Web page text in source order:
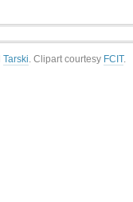
Tarski. Clipart courtesy FCIT.